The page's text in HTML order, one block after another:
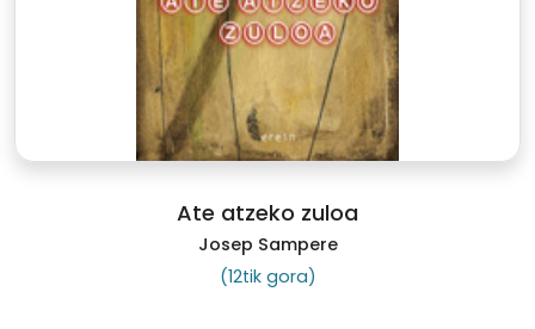
Ate atzeko zuloa
Josep Sampere
(12tik gora)